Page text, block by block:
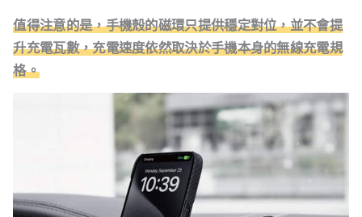
值得注意的是，手機殼的磁環只提供穩定對位，並不會提
升充電瓦數，充電速度依然取決於手機本身的無線充電規
格。